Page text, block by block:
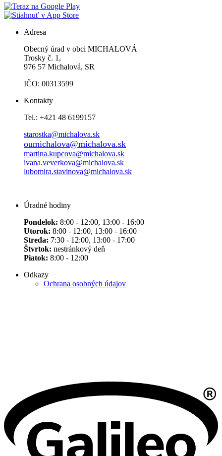
Adresa
Obecný úrad v obci MICHALOVÁ
Trosky č. 1,
976 57 Michalová, SR
IČO: 00313599
Kontakty
Tel.: +421 48 6199157
starostka@michalova.sk
oumichalova@michalova.sk
martina.kupcova@michalova.sk
ivana.veverkova@michalova.sk
lubomira.stavinova@michalova.sk
Úradné hodiny
Pondelok: 8:00 - 12:00, 13:00 - 16:00
Utorok: 8:00 - 12:00, 13:00 - 16:00
Streda: 7:30 - 12:00, 13:00 - 17:00
Štvrtok: nestránkový deň
Piatok: 8:00 - 12:00
Odkazy
Ochrana osobných údajov